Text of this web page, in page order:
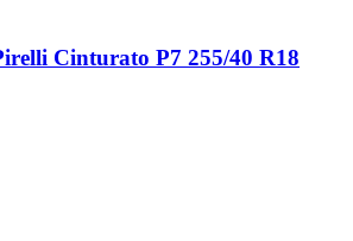
Cinturato P7 255/40 R18